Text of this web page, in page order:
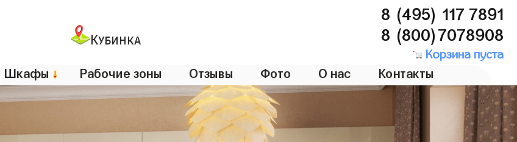
Кубинка
8 (495) 117 7891
8 (800)7078908
Корзина пуста
Шкафы ↓ Рабочие зоны Отзывы Фото О нас Контакты